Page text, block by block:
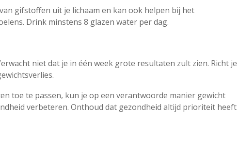
gifstoffen uit je lichaam en kan ook helpen bij het
Drink minstens 8 glazen water per dag.
niet dat je in één week grote resultaten zult zien. Richt je
toe te passen, kun je op een verantwoorde manier gewicht
verbeteren. Onthoud dat gezondheid altijd prioriteit heeft